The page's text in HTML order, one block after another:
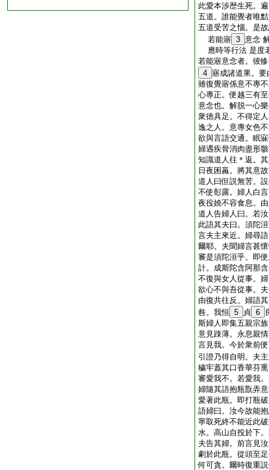
此愛本渉歴生死。
五道。誰能覺者唯
五道受苦之惱。是
若能寤 3 意念
應時等行法 是度
若能寤意念者。彼
4 寤成諸道果。
雖復覺寤係意不專
心專正。便越三有
意念也。解脱一心
衆徳具足。不得定
逸之人。意專女色
欲與言語交通。眠
婦遇疾骨消肉盡形
知識道人往＊返。
日夜困羸。將其意
道人曰但説無苦。
不使彰露。婦人白
夜役嬈不容食息。
道人告婦人曰。若
此語其夫曰。須陀
言夫主來近。婦尋
爾耶。夫聞婦言甚
審是須陀洹乎。即
計。成斯陀含阿那
不復與女人從事。
欲心不與吾從事。
由復共往反。婦語
咎。我恒 5 貞 6
斯婦人即集五親宗
意見踈薄。永息親
言見我。今於衆前
引證乃得自明。夫
穢牢蓋其口香華芬
審愛我不。若愛我
婦隨其語抱瓶翫弄
愛著此瓶。即打瓶
語婦曰。汝今故能
寧取死終不能近此
水。高山自投於下
夫告其婦。前言見
劇於此瓶。從頭至
何可貪。爾時復重